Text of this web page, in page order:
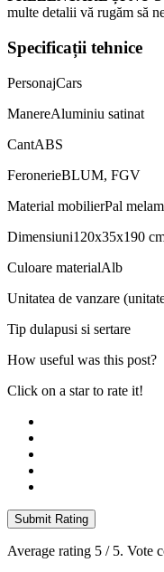
multe detalii vă rugăm să
Specificații tehnice
PersonajCars
ManereAluminiu satinat
CantABS
FeronerieBLUM, FGV
Material mobilierPal
Dimensiuni120x35x190
Culoare materialAlb
Unitatea de vanzare
Tip dulapusi si sertare
How useful was this post?
Click on a star to rate it!
Submit Rating
Average rating 5 / 5. Vote